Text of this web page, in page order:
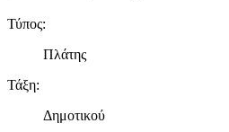
Τύπος:
Πλάτης
Τάξη:
Δημοτικού